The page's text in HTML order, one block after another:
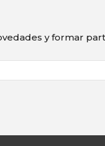
y formar